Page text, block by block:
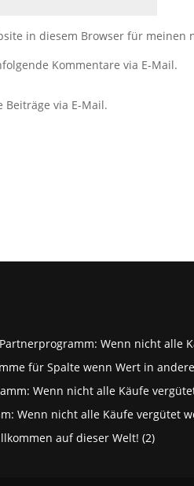
in diesem Browser für meinen
Kommentare via E-Mail.
via E-Mail.
Wenn nicht alle
für Spalte wenn Wert in
Wenn nicht alle Käufe
Wenn nicht alle Käufe vergütet
auf dieser Welt! (2)